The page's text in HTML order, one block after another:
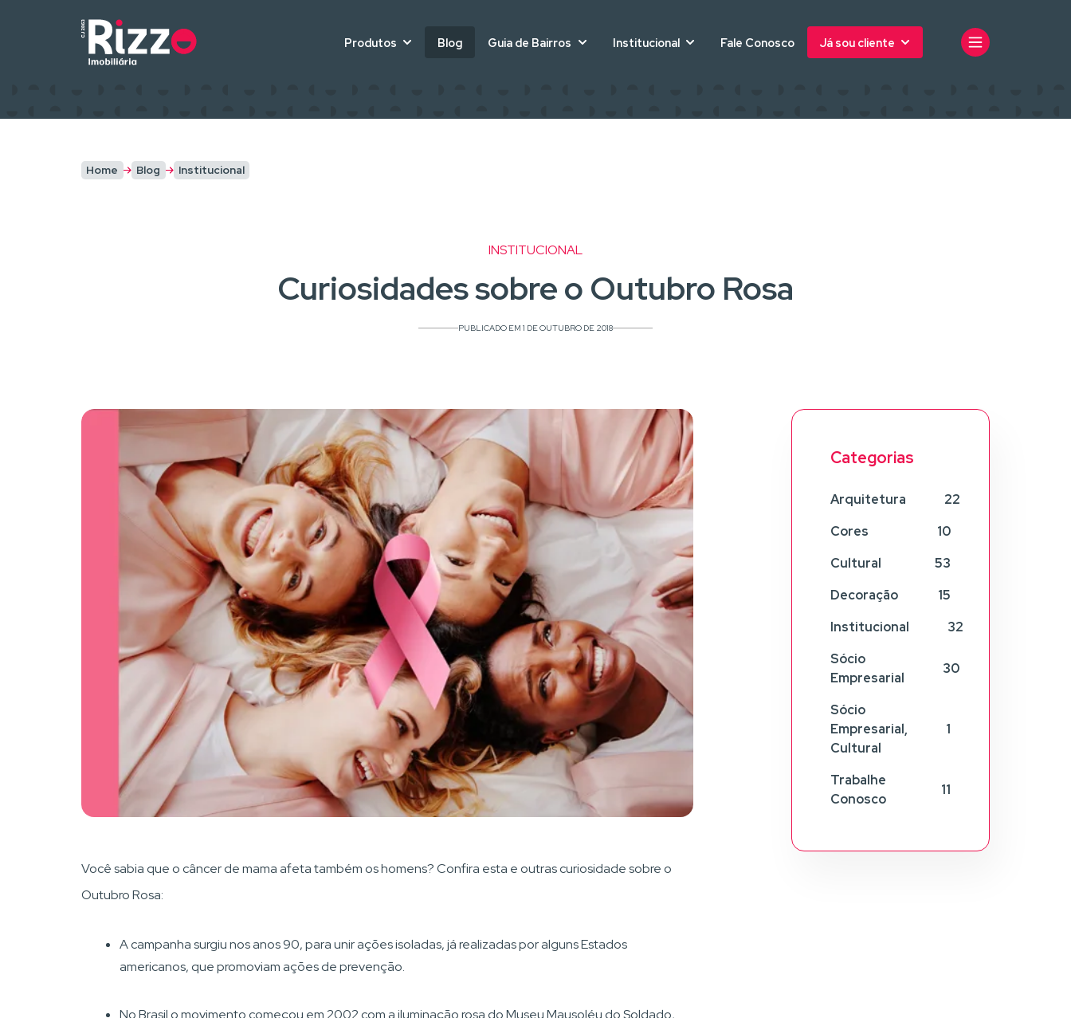
Produtos Blog Guia de Bairros Institucional Fale Conosco Já sou cliente
Home Blog Institucional
INSTITUCIONAL
Curiosidades sobre o Outubro Rosa
PUBLICADO EM 1 DE OUTUBRO DE 2018
Você sabia que o câncer de mama afeta também os homens? Confira esta e outras curiosidade sobre o
Outubro Rosa:
A campanha surgiu nos anos 90, para unir ações isoladas, já realizadas por alguns Estados
americanos, que promoviam ações de prevenção.
No Brasil o movimento começou em 2002 com a iluminação rosa do Museu Mausoléu do Soldado,
Categorias
Arquitetura
22
Cores
10
Cultural
53
Decoração
15
Institucional
32
Sócio
Empresarial
30
Sócio
Empresarial,
Cultural
1
Trabalhe
Conosco
11